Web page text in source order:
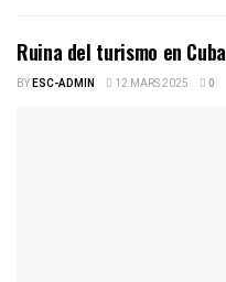
Ruina del turismo en Cuba
BYESC-ADMIN 12 MARS 2025 0